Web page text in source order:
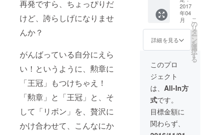
再発ですら、ちょっぴりだ
けど、誇らしげになりませ
んか？
がんばっている自分にえら
い！というように、勲章に
「王冠」もつけちゃえ！
「勲章」と「王冠」と、そ
して「リボン」を、贅沢に
かけ合わせて、こんなにか
に、購
入時の
camp-
fireアカ
ウント
たしま
載した
くない
方は、
お手数
です
が、
サーズ
ナイト
2016へ
の参加
権、1購
き1名分
をご招
しま
す。担
当より
招待券
をお送
りいた
しま
たしま
す。 ※
サバイ
バーマ
ルシェ
から、5
の作家
の作品
をセレ
クトし
てお送
りいた
しま
す。 ※
報告書
には、
がん闘
病中の
エピ
ソード
やプロ
ジェク
報告
等、ご
相談に
応じま
す。交
通費は
別途お
願いし
ます！
但し、
しま
す。
2、あな
たのお
寺で
「キャ
ズナイ
ト！」
を企画
しま
す！ ※
がんの
患者さ
ん向け
のご希
望に応
2017
年04
月
詳細を見る
こ
の
リ
タ
ー
ン
を
選
択
す
る
このプロ
ジェクト
は、 All-In方
式です。
目標金額に
関わらず、